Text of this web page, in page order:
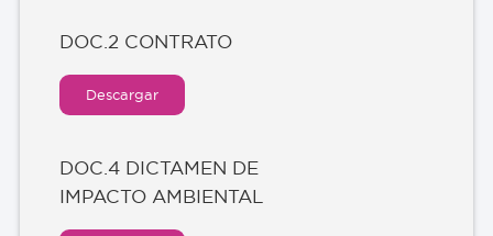
DOC.2 CONTRATO
Descargar
DOC.4 DICTAMEN DE
IMPACTO AMBIENTAL